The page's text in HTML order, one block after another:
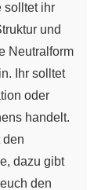
solltet ihr
und
Neutralform
Ihr solltet
oder
handelt.
den
dazu gibt
den